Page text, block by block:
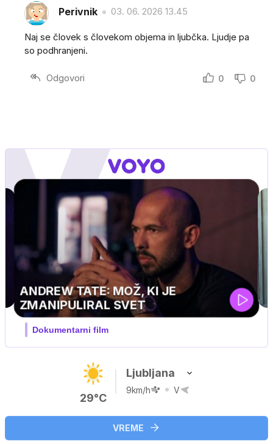
Perivnik 03. 06. 2026 13.45
Naj se človek s človekom objema in ljubčka. Ljudje pa
so podhranjeni.
Odgovori 0 0
MOJ PRIJATELJ PINGVIN
Film meseca / družinski, pustolovski
29°C
Ljubljana
9km/h V
VREME